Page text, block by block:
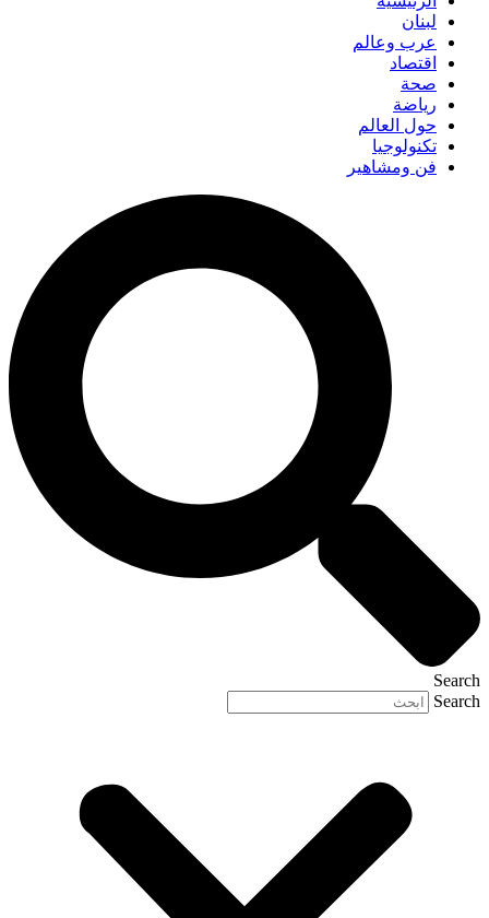
لبنان
عرب وعالم
اقتصاد
صحة
رياضة
حول العالم
تكنولوجيا
فن ومشاهير
Search
Search